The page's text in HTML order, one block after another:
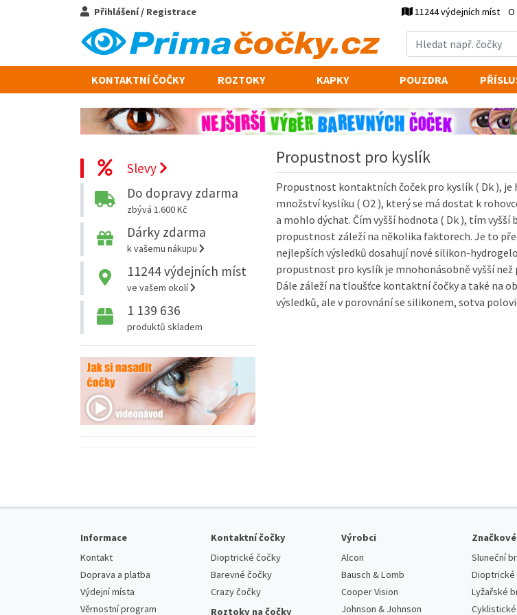
Přihlášení / Registrace 11244 výdejních míst O
KONTAKTNÍ ČOČKY ROZTOKY KAPKY POUZDRA
Slevy
Do dopravy zdarma
zbývá 1.600 Kč
Dárky zdarma
k vašemu nákupu
11244výdejních míst
ve vašem okolí
1 139 636
produktů skladem
Propustnost pro kyslík
Propustnost kontaktních čoček pro kyslík ( Dk ),
množství kyslíku ( O2 ), který se má dostat k
a mohlo dýchat. Čím vyšší hodnota ( Dk ), tím
propustnost záleží na několika faktorech. Je to
nejlepších výsledků dosahují nové silikon-
propustnost pro kyslík je mnohonásobně vyšší
Dále záleží na tloušťce kontaktní čočky a také na
výsledků, ale v porovnání se silikonem, sotva
Informace
Kontakt
Doprava a platba
Výdejní místa
Věrnostní program
Kontaktní čočky
Dioptrické čočky
Barevné čočky
Crazy čočky
Roztoky na čočky
Výrobci
Alcon
Bausch & Lomb
Cooper Vision
Johnson & Johnson
Sluneční
Dioptrické
Lyžařské